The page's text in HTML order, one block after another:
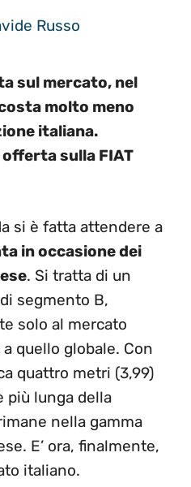
Russo
sul mercato, nel
molto meno
italiana.
sulla FIAT
si è fatta attendere a
in occasione dei
. Si tratta di un
segmento B,
solo al mercato
quello globale. Con
quattro metri (3,99)
più lunga della
nella gamma
E’ ora, finalmente,
italiano.